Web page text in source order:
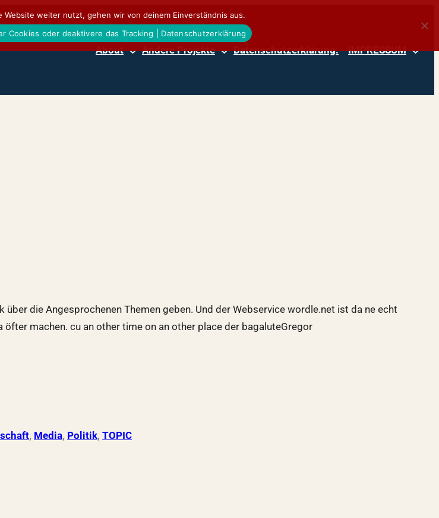
About Andere Projekte Datenschutzerklärung: IMPRESSUM
die Angesprochenen Themen geben. Und der Webservice wordle.net ist da ne echt
machen. cu an other time on an other place der bagaluteGregor
, Media, Politik, TOPIC
Website weiter nutzt, gehen wir von deinem Einverständnis aus.
Cookies oder deaktivere das Tracking | Datenschutzerklärung